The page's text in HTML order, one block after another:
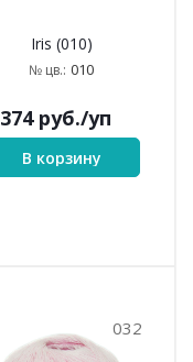
Iris (010)
№ цв.: 010
374руб./уп
В корзину
032